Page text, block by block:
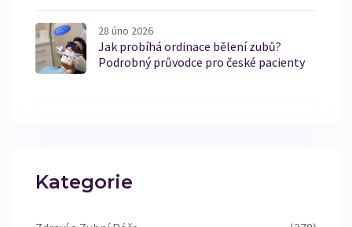
28 úno 2026
Jak probíhá ordinace bělení zubů?
Podrobný průvodce pro české pacienty
Kategorie